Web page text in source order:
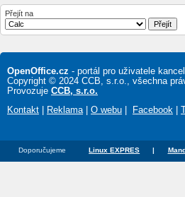
Přejít na
OpenOffice.cz - portál pro uživatele
Copyright © 2024 CCB, s.r.o., všechna
Provozuje CCB, s.r.o.
Kontakt
Reklama O webu Facebook
Doporučujeme Linux EXPRES |